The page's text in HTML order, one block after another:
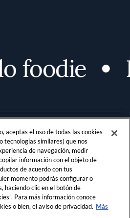
foodie
DE LA COMUNIDAD
& LANGUAGE
aceptas el uso de todas las cookies
tecnologías similares) que nos
de navegación, medir
información con el objeto de
de acuerdo con tus
momento podrás configurar o
haciendo clic en el botón de
Para más información conoce
o bien, el aviso de privacidad. Más